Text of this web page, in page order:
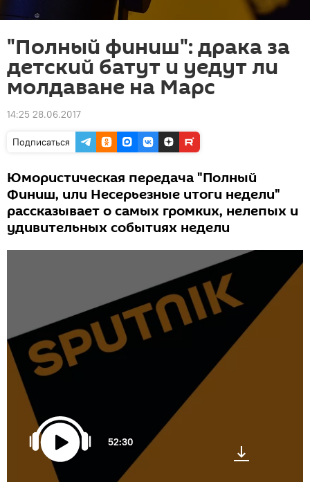
"Полный финиш": драка за
детский батут и уедут ли
молдаване на Марс
14:25 28.06.2017
Подписаться
Юмористическая передача "Полный
Финиш, или Несерьезные итоги недели"
рассказывает о самых громких, нелепых и
удивительных событиях недели
52:30